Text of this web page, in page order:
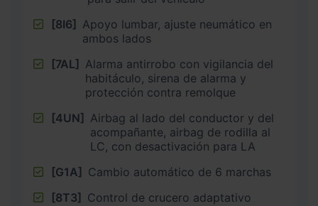
[8I6] Apoyo lumbar, ajuste neumático en
ambos lados
[7AL] Alarma antirrobo con vigilancia del
habitáculo, sirena de alarma y
protección contra remolque
[4UN] Airbag al lado del conductor y del
acompañante, airbag de rodilla al
LC, con desactivación para LA
[G1A] Cambio automático de 6 marchas
[8T3] Control de crucero adaptativo